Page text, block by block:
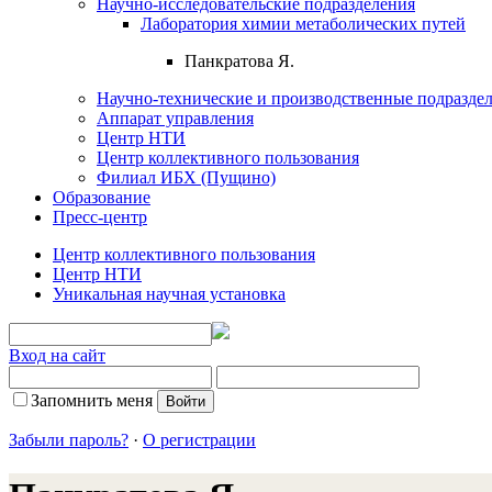
Лаборатория химии метаболических путей
Панкратова Я.
Научно-технические и производственные
Аппарат управления
Центр НТИ
Центр коллективного пользования
Филиал ИБХ (Пущино)
Образование
Пресс-центр
Центр коллективного пользования
Центр НТИ
Уникальная научная установка
Вход на сайт
Запомнить меня
Забыли пароль? · О регистрации